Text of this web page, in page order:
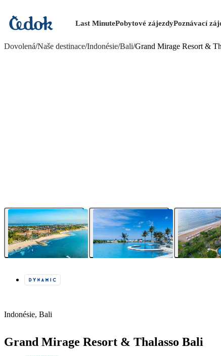
Last MinutePobytové zájezdyPoznávací
Dovolená/Naše destinace/Indonésie/Bali/Grand Mirage Resort &
Indonésie, Bali
Grand Mirage Resort & Thalasso Bali